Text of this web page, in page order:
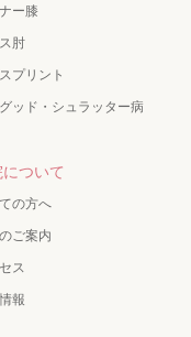
ー膝
肘
プリント
ッド・シュラッター病
ついて
の方へ
ご案内
ス
報